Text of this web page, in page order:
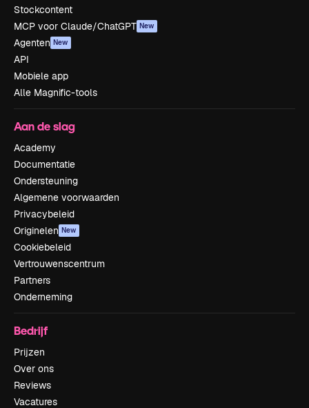
Stockcontent
MCP voor Claude/ChatGPT New
Agenten New
API
Mobiele app
Alle Magnific-tools
Aan de slag
Academy
Documentatie
Ondersteuning
Algemene voorwaarden
Privacybeleid
Originelen New
Cookiebeleid
Vertrouwenscentrum
Partners
Onderneming
Bedrijf
Prijzen
Over ons
Reviews
Vacatures